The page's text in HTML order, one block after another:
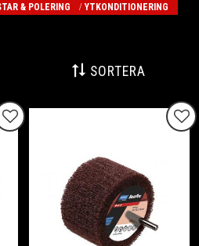
& POLERING YTKONDITIONERING
SORTERA
Lägg till i favoriter